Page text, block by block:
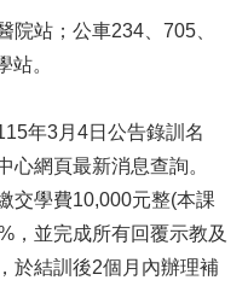
院站；公車234、705、
站。
年3月4日公告錄訓名
心網頁最新消息查詢。
交學費10,000元整(本課
，並完成所有回覆示教及
於結訓後2個月內辦理補